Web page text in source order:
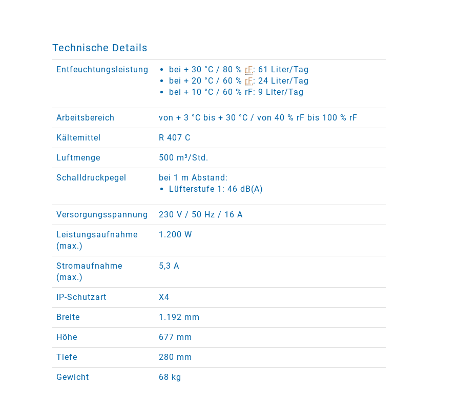
Technische Details
Entfeuchtungsleistung bei + 30 °C / 80 % rF: 61 Liter/Tag
bei + 20 °C / 60 % rF: 24 Liter/Tag
bei + 10 °C / 60 % rF: 9 Liter/Tag
Arbeitsbereich von + 3 °C bis + 30 °C / von 40 % rF bis 100 % rF
Kältemittel R 407 C
Luftmenge 500 m³/Std.
Schalldruckpegel
bei 1 m Abstand:
Lüfterstufe 1: 46 dB(A)
Versorgungsspannung 230 V / 50 Hz / 16 A
Leistungsaufnahme
(max.)
1.200 W
Stromaufnahme
(max.)
5,3 A
IP-Schutzart X4
Breite 1.192 mm
Höhe 677 mm
Tiefe 280 mm
Gewicht 68 kg